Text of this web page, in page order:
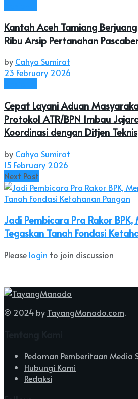
Kantah Aceh Tamiang
Ribu Arsip Pertanahan
by Cahya Sumirat
23 February 2026
Cepat Layani Aduan
Protokol ATR/BPN Imbau
Koordinasi dengan Ditjen Teknis
by Cahya Sumirat
15 February 2026
Next Post
Jadi Pembicara Pra Rakor
Tegaskan Tanah Fondasi
Please login to join discussion
© 2024 by TayangManado.com.
Pedoman Pemberitaan Media
Hubungi Kami
Redaksi